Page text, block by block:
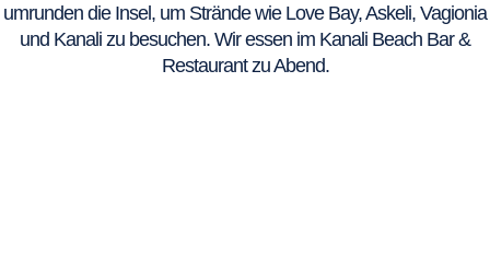
umrunden die Insel, um Strände wie Love Bay, Askeli, Vagionia
und Kanali zu besuchen. Wir essen im Kanali Beach Bar &
Restaurant zu Abend.